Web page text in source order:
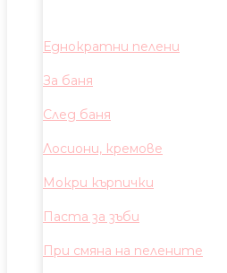
Еднократни пелени
За баня
След баня
Лосиони, кремове
Мокри кърпички
Паста за зъби
При смяна на пелените